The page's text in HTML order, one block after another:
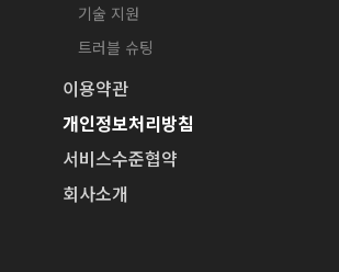
기술 지원
트러블 슈팅
이용약관
개인정보처리방침
서비스수준협약
회사소개